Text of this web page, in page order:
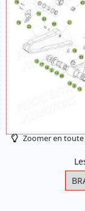
Zoomer en toute